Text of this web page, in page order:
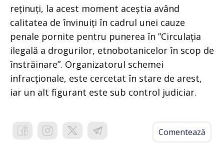
reținuți, la acest moment aceștia având
calitatea de învinuiți în cadrul unei cauze
penale pornite pentru punerea în ”Circulația
ilegală a drogurilor, etnobotanicelor în scop de
înstrăinare”. Organizatorul schemei
infracționale, este cercetat în stare de arest,
iar un alt figurant este sub control judiciar.
Comentează